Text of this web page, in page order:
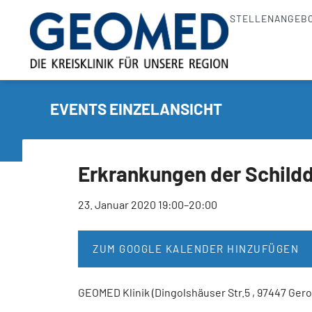
EVENTS EINZELANSICHT
Erkrankungen der
23. Januar 2020 19:00–20:00
ZUM GOOGLE KALENDER HINZUFÜGEN
GEOMED Klinik (Dingolshäuser Str.5 , 97447